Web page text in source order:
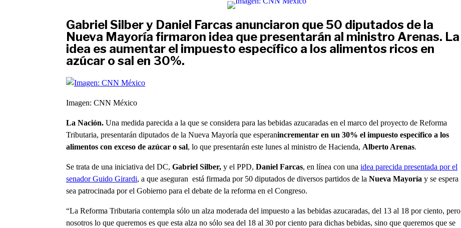
Gabriel Silber y Daniel Farcas anunciaron que 50 diputados de la
Nueva Mayoría firmaron idea que presentarán al ministro Arenas. La
idea es aumentar el impuesto específico a los alimentos ricos en
azúcar o sal en 30%.
Imagen: CNN México
La Nación. Una medida parecida a la que se considera para las bebidas azucaradas en el marco del proyecto de Reforma
Tributaria, presentarán diputados de la Nueva Mayoría que esperanincrementar en un 30% el impuesto específico a los
alimentos con exceso de azúcar o sal, lo que presentarán este lunes al ministro de Hacienda, Alberto Arenas.
Se trata de una iniciativa del DC, Gabriel Silber, y el PPD, Daniel Farcas, en línea con una idea parecida presentada por el
senador Guido Girardi, a que aseguran está firmada por 50 diputados de diversos partidos de la Nueva Mayoría y se espera
sea patrocinada por el Gobierno para el debate de la reforma en el Congreso.
“La Reforma Tributaria contempla sólo un alza moderada del impuesto a las bebidas azucaradas, del 13 al 18 por ciento, pero
nosotros lo que queremos es que esta alza no sólo sea del 18 al 30 por ciento para dichas bebidas, sino que queremos que se